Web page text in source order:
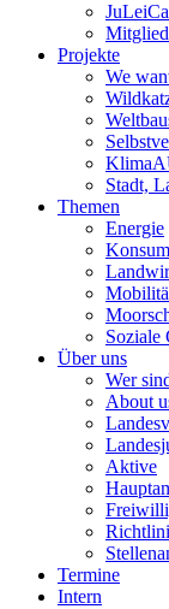
Projekte
We
Stadt,
Themen
Energie
Soziale
Über uns
Wer
About
Aktive
Termine
Intern